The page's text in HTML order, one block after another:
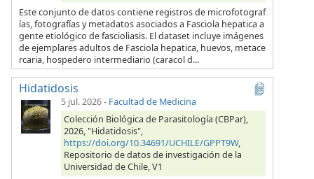
Este conjunto de datos contiene registros de microfotograf
ías, fotografías y metadatos asociados a Fasciola hepatica a
gente etiológico de fascioliasis. El dataset incluye imágenes
de ejemplares adultos de Fasciola hepatica, huevos, metace
rcaria, hospedero intermediario (caracol d...
Hidatidosis
5 jul. 2026- Facultad de Medicina
Colección Biológica de Parasitología (CBPar),
2026, "Hidatidosis",
https://doi.org/10.34691/UCHILE/GPPT9W,
Repositorio de datos de investigación de la
Universidad de Chile, V1